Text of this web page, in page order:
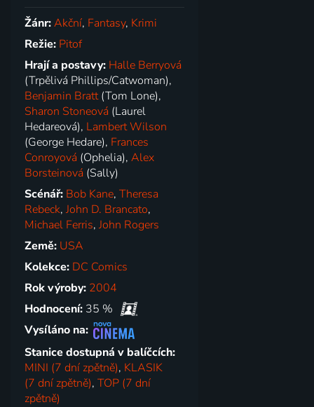
Žánr:Akční, Fantasy, Krimi
Režie: Pitof
Hrají a postavy: Halle Berryová
(Trpělivá Phillips/Catwoman),
Benjamin Bratt(Tom Lone),
Sharon Stoneová (Laurel
Hedareová), Lambert Wilson
(George Hedare), Frances
Conroyová (Ophelia),Alex
Borsteinová (Sally)
Scénář: Bob Kane,Theresa
Rebeck,John D. Brancato,
Michael Ferris,John Rogers
Země: USA
Kolekce: DC Comics
Rok výroby: 2004
Hodnocení: 35 %
Vysíláno na:
Stanice dostupná v balíčcích:
MINI (7 dní zpětně), KLASIK
(7 dní zpětně),TOP (7 dní
zpětně)